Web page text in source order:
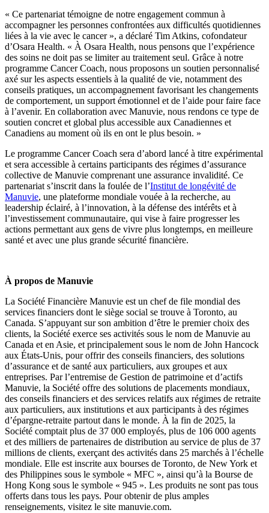
« Ce partenariat témoigne de notre engagement commun à
accompagner les personnes confrontées aux difficultés quotidiennes
liées à la vie avec le cancer », a déclaré Tim Atkins, cofondateur
d’Osara Health. « À Osara Health, nous pensons que l’expérience
des soins ne doit pas se limiter au traitement seul. Grâce à notre
programme Cancer Coach, nous proposons un soutien personnalisé
axé sur les aspects essentiels à la qualité de vie, notamment des
conseils pratiques, un accompagnement favorisant les changements
de comportement, un support émotionnel et de l’aide pour faire face
à l’avenir. En collaboration avec Manuvie, nous rendons ce type de
soutien concret et global plus accessible aux Canadiennes et
Canadiens au moment où ils en ont le plus besoin. »
Le programme Cancer Coach sera d’abord lancé à titre expérimental
et sera accessible à certains participants des régimes d’assurance
collective de Manuvie comprenant une assurance invalidité. Ce
partenariat s’inscrit dans la foulée de l’Institut de longévité de
Manuvie, une plateforme mondiale vouée à la recherche, au
leadership éclairé, à l’innovation, à la défense des intérêts et à
l’investissement communautaire, qui vise à faire progresser les
actions permettant aux gens de vivre plus longtemps, en meilleure
santé et avec une plus grande sécurité financière.
À propos de Manuvie
La Société Financière Manuvie est un chef de file mondial des
services financiers dont le siège social se trouve à Toronto, au
Canada. S’appuyant sur son ambition d’être le premier choix des
clients, la Société exerce ses activités sous le nom de Manuvie au
Canada et en Asie, et principalement sous le nom de John Hancock
aux États-Unis, pour offrir des conseils financiers, des solutions
d’assurance et de santé aux particuliers, aux groupes et aux
entreprises. Par l’entremise de Gestion de patrimoine et d’actifs
Manuvie, la Société offre des solutions de placements mondiaux,
des conseils financiers et des services relatifs aux régimes de retraite
aux particuliers, aux institutions et aux participants à des régimes
d’épargne-retraite partout dans le monde. À la fin de 2025, la
Société comptait plus de 37 000 employés, plus de 106 000 agents
et des milliers de partenaires de distribution au service de plus de 37
millions de clients, exerçant des activités dans 25 marchés à l’échelle
mondiale. Elle est inscrite aux bourses de Toronto, de New York et
des Philippines sous le symbole « MFC », ainsi qu’à la Bourse de
Hong Kong sous le symbole « 945 ». Les produits ne sont pas tous
offerts dans tous les pays. Pour obtenir de plus amples
renseignements, visitez le site manuvie.com.